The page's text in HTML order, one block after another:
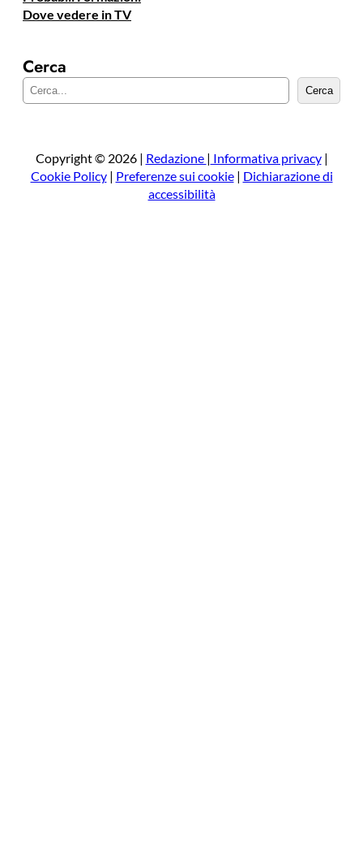
Dove vedere in TV
Cerca
e
a
Cerca
Copyright © 2026 | Redazione | Informativa privacy|
Cookie Policy| Preferenze sui cookie| Dichiarazione di
accessibilità